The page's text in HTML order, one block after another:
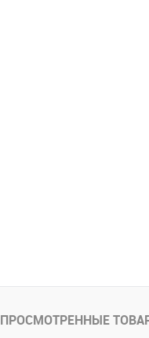
ПРОСМОТРЕННЫЕ